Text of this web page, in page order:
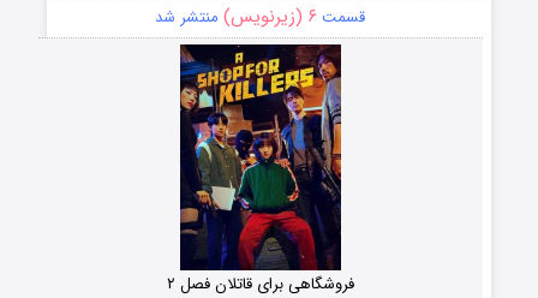
قسمت ۶ (زیرنویس) منتشر شد
فروشگاهی برای قاتلان فصل ۲